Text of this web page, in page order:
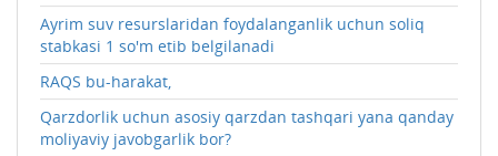
Ayrim suv resurslaridan foydalanganlik uchun soliq
stabkasi 1 so'm etib belgilanadi
RAQS bu-harakat,
Qarzdorlik uchun asosiy qarzdan tashqari yana qanday
moliyaviy javobgarlik bor?